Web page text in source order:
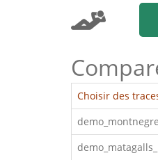
Choisir des